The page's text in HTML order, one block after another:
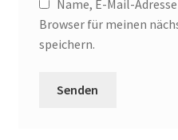
Name, E-Mail-
Browser für meinen
speichern.